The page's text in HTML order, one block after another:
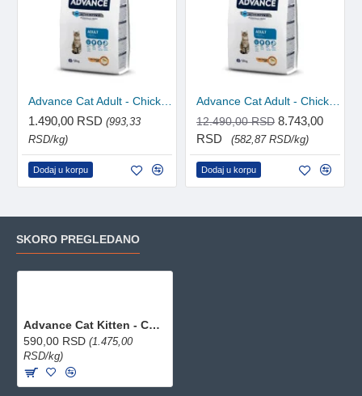
1.490,00 RSD (993,33
RSD/kg)
Dodaj u korpu
12.490,00 RSD 8.743,00
RSD
(582,87 RSD/kg)
Dodaj u korpu
SKORO PREGLEDANO
Advance Cat Kitten - Chicken&Rice 400g
590,00 RSD (1.475,00
RSD/kg)